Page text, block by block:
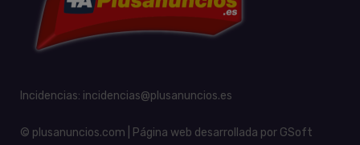
Incidencias: incidencias@plusanuncios.es
© plusanuncios.com | Página web desarrollada por GSoft